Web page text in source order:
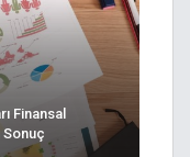
Finansal
Sonuç